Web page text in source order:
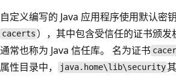
自定义编写的 Java 应用程序使用默认密
cacerts ），其中包含受信任的证书颁发
通常也称为 Java 信任库。 名为证书
属性目录中，
java.home\lib\security